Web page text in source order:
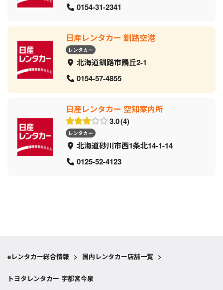
0154-31-2341
日産レンタカー 釧路空港
レンタカー
北海道釧路市鶴丘2-1
0154-57-4855
日産レンタカー 空知案内所
3.0 4
レンタカー
北海道砂川市西1条北14-1-14
0125-52-4123
eレンタカー総合情報 > 国内レンタカー店舗一覧 >
トヨタレンタカー 宇都宮今泉